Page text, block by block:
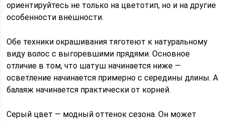
ориентируйтесь не только на цветотип, но и на другие
особенности внешности.
Обе техники окрашивания тяготеют к натуральному
виду волос с выгоревшими прядями. Основное
отличие в том, что шатуш начинается ниже —
осветление начинается примерно с середины длины. А
балаяж начинается практически от корней.
Серый цвет — модный оттенок сезона. Он может